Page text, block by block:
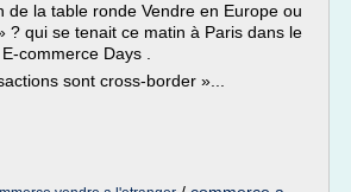
de la table ronde Vendre en Europe ou
? qui se tenait ce matin à Paris dans le
commerce Days .
sont cross-border »...